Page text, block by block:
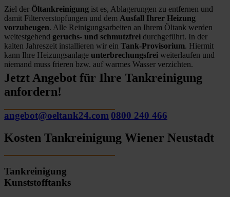
Ziel der Öltankreinigung ist es, Ablagerungen zu entfernen und
damit Filterverstopfungen und dem Ausfall Ihrer Heizung
vorzubeugen. Alle Reinigungsarbeiten an Ihrem Öltank werden
weitestgehend geruchs- und schmutzfrei durchgeführt. In der
kalten Jahreszeit installieren wir ein Tank-Provisorium. Hiermit
kann Ihre Heizungsanlage unterbrechungsfrei weiterlaufen und
niemand muss frieren bzw. auf warmes Wasser verzichten.
Jetzt Angebot für Ihre Tankreinigung
anfordern!
angebot@oeltank24.com 0800 240 466
Kosten Tankreinigung Wiener Neustadt
Tankreinigung
Kunststofftanks